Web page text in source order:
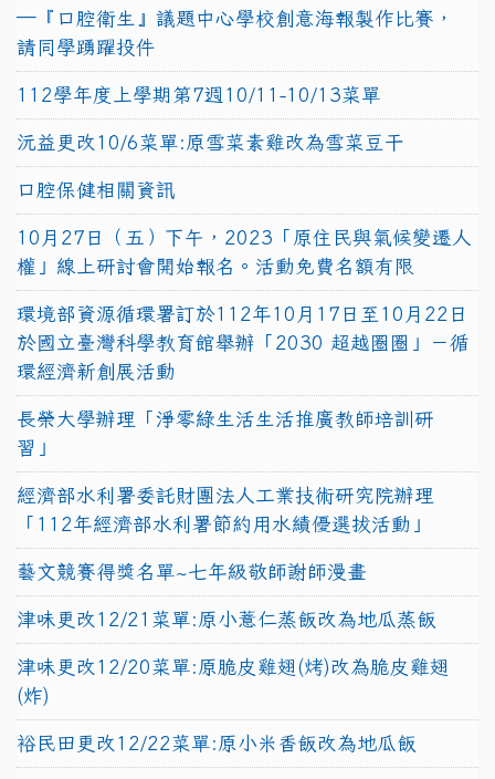
─『口腔衛生』議題中心學校創意海報製作比賽，
請同學踴躍投件
112學年度上學期第7週10/11-10/13菜單
沅益更改10/6菜單:原雪菜素雞改為雪菜豆干
口腔保健相關資訊
10月27日（五）下午，2023「原住民與氣候變遷人
權」線上研討會開始報名。活動免費名額有限
環境部資源循環署訂於112年10月17日至10月22日
於國立臺灣科學教育館舉辦「2030 超越圈圈」－循
環經濟新創展活動
長榮大學辦理「淨零綠生活生活推廣教師培訓研
習」
經濟部水利署委託財團法人工業技術研究院辦理
「112年經濟部水利署節約用水績優選拔活動」
藝文競賽得獎名單~七年級敬師謝師漫畫
津味更改12/21菜單:原小薏仁蒸飯改為地瓜蒸飯
津味更改12/20菜單:原脆皮雞翅(烤)改為脆皮雞翅
(炸)
裕民田更改12/22菜單:原小米香飯改為地瓜飯